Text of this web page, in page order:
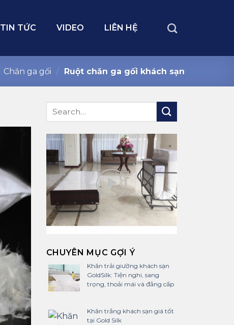
TIN TỨC VIDEO LIÊN HỆ
Chăn ga gối / Ruột chăn ga gối khách sạn
CHUYÊN MỤC GỢI Ý
Khăn trải giường khách sạn
GoldSilk: Tiện nghi, sang
trọng, thoải mái và đẳng cấp
Khăn trắng khách sạn giá tốt
tại Gold Silk